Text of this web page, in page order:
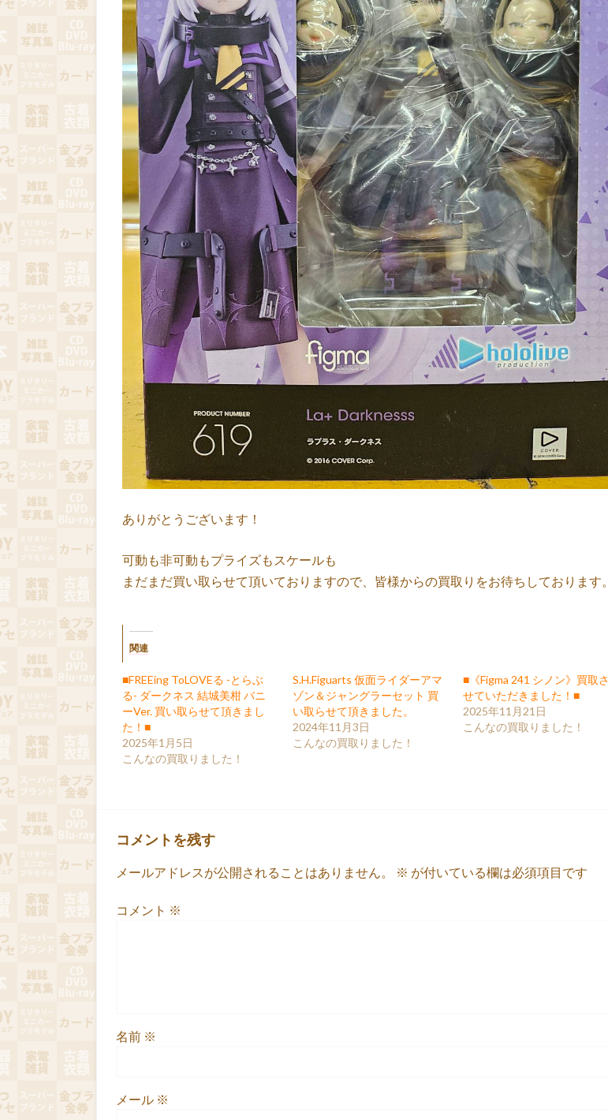
ありがとうございます！
可動も非可動もプライズもスケールも
まだまだ買い取らせて頂いておりますので、皆様からの買取りをお待ちしております。
関連
■FREEing ToLOVEる -とらぶ
る- ダークネス 結城美柑 バニ
ーVer. 買い取らせて頂きまし
た！■
2025年1月5日
こんなの買取りました！
S.H.Figuarts 仮面ライダーアマ
ゾン＆ジャングラーセット 買
い取らせて頂きました。
2024年11月3日
こんなの買取りました！
■《Figma 241 シノン》買取さ
せていただきました！■
2025年11月21日
こんなの買取りました！
コメントを残す
メールアドレスが公開されることはありません。 ※ が付いている欄は必須項目です
コメント ※
名前 ※
メール ※